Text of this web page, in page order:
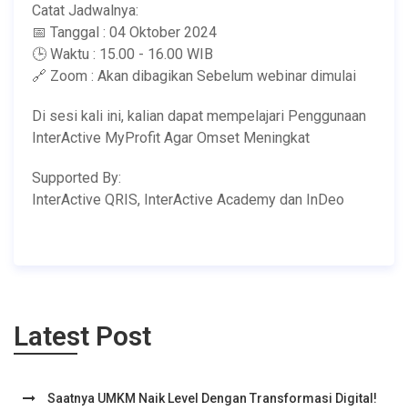
Catat Jadwalnya:
📅 Tanggal : 04 Oktober 2024
🕒 Waktu : 15.00 - 16.00 WIB
🔗 Zoom : Akan dibagikan Sebelum webinar dimulai
Di sesi kali ini, kalian dapat mempelajari Penggunaan
InterActive MyProfit Agar Omset Meningkat
Supported By:
InterActive QRIS, InterActive Academy dan InDeo
Latest Post
Saatnya UMKM Naik Level Dengan Transformasi Digital!